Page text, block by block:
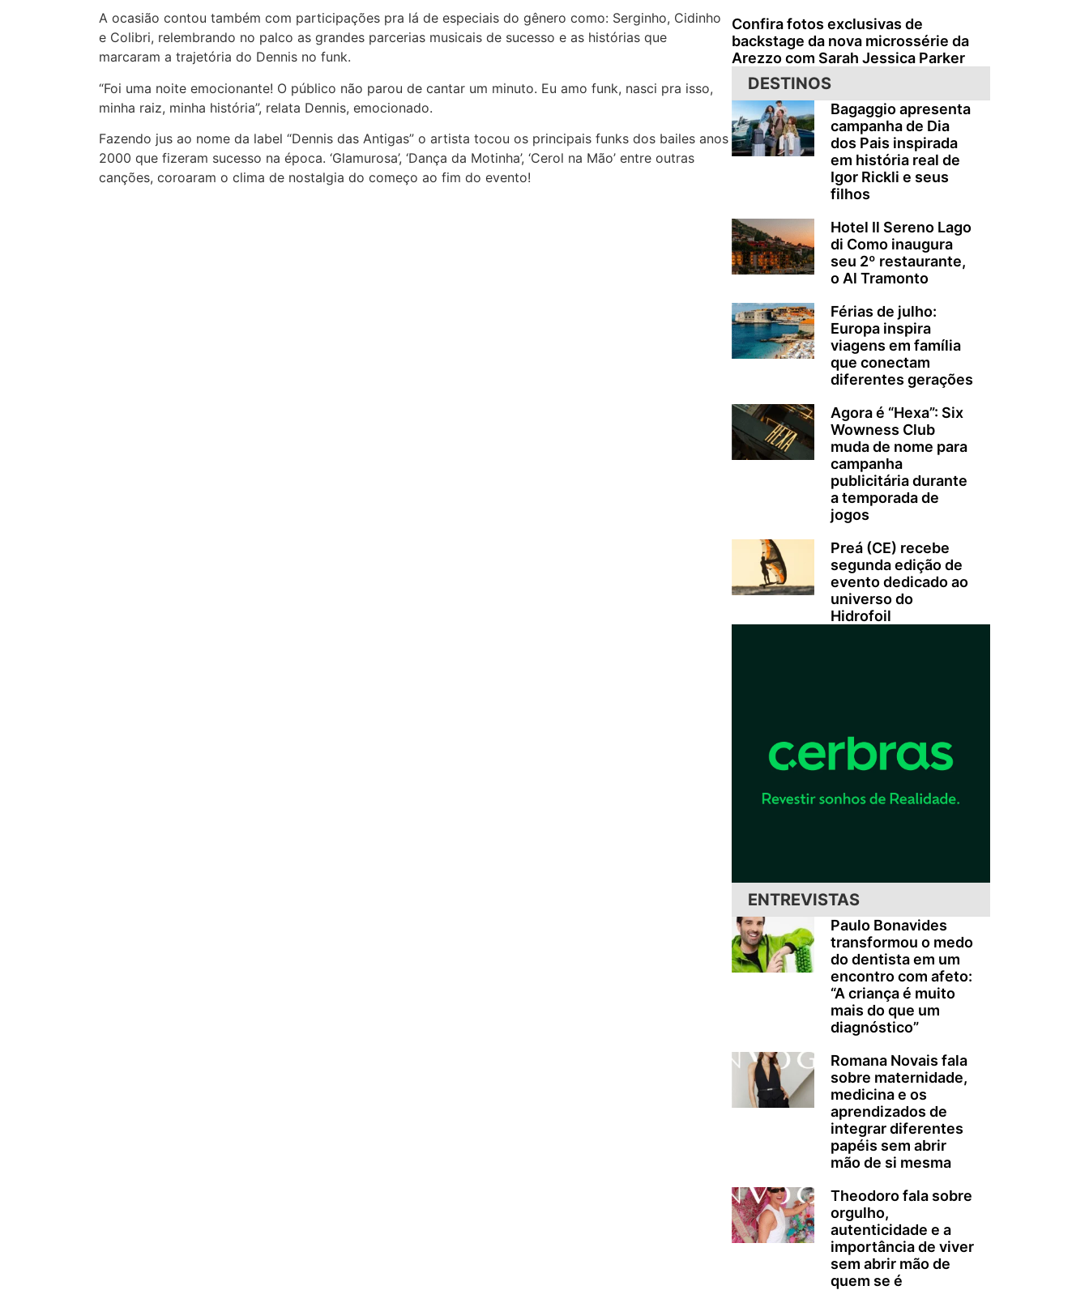
A ocasião contou também com participações pra lá de especiais do gênero como: Serginho, Cidinho
e Colibri, relembrando no palco as grandes parcerias musicais de sucesso e as histórias que
marcaram a trajetória do Dennis no funk.
“Foi uma noite emocionante! O público não parou de cantar um minuto. Eu amo funk, nasci pra isso,
minha raiz, minha história”, relata Dennis, emocionado.
Fazendo jus ao nome da label “Dennis das Antigas” o artista tocou os principais funks dos bailes anos
2000 que fizeram sucesso na época. ‘Glamurosa’, ‘Dança da Motinha’, ‘Cerol na Mão’ entre outras
canções, coroaram o clima de nostalgia do começo ao fim do evento!
Confira fotos exclusivas de
backstage da nova microssérie da
Arezzo com Sarah Jessica Parker
DESTINOS
Bagaggio apresenta
campanha de Dia
dos Pais inspirada
em história real de
Igor Rickli e seus
filhos
Hotel Il Sereno Lago
di Como inaugura
seu 2º restaurante,
o Al Tramonto
Férias de julho:
Europa inspira
viagens em família
que conectam
diferentes gerações
Agora é “Hexa”: Six
Wowness Club
muda de nome para
campanha
publicitária durante
a temporada de
jogos
Preá (CE) recebe
segunda edição de
evento dedicado ao
universo do
Hidrofoil
ENTREVISTAS
Paulo Bonavides
transformou o medo
do dentista em um
encontro com afeto:
“A criança é muito
mais do que um
diagnóstico”
Romana Novais fala
sobre maternidade,
medicina e os
aprendizados de
integrar diferentes
papéis sem abrir
mão de si mesma
Theodoro fala sobre
orgulho,
autenticidade e a
importância de viver
sem abrir mão de
quem se é